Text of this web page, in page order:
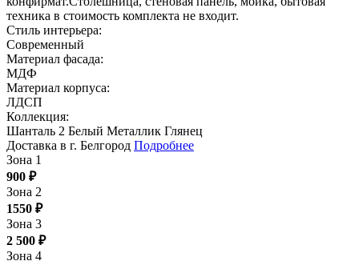
техника в стоимость комплекта не входит.
Стиль интерьера:
Современный
Материал фасада:
МДФ
Материал корпуса:
ЛДСП
Коллекция:
Шанталь 2 Белый Металлик Глянец
Доставка в г. Белгород Подробнее
Зона 1
900 ₽
Зона 2
1550 ₽
Зона 3
2 500 ₽
Зона 4